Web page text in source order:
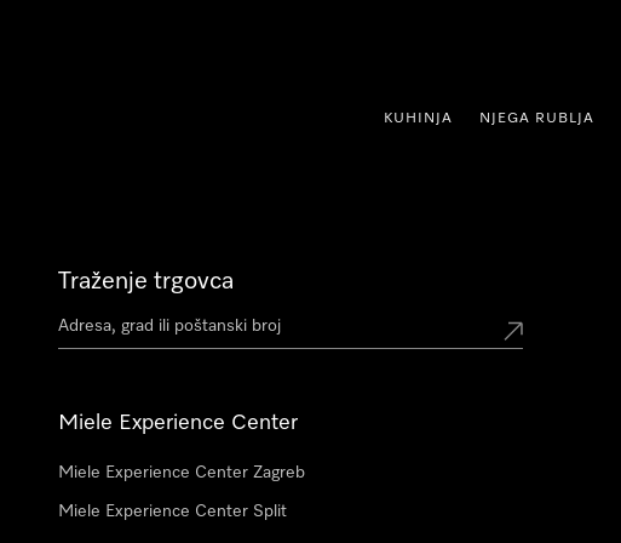
KUHINJA NJEGA RUBLJA
Traženje trgovca
Miele Experience Center
Miele Experience Center Zagreb
Miele Experience Center Split